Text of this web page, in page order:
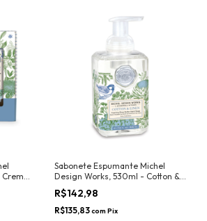
Sabonete Espumante Michel
Design Works, 530ml - Cotton &
Linen
R$142,98
R$135,83com Pix